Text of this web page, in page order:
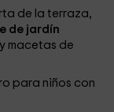
de la terraza,
de jardín
y macetas de
para niños con